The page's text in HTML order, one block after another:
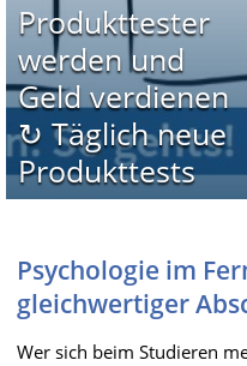
Produkttester
werden und
Geld verdienen
↻ Täglich neue
Produkttests
Psychologie im
gleichwertiger
Wer sich beim Studieren